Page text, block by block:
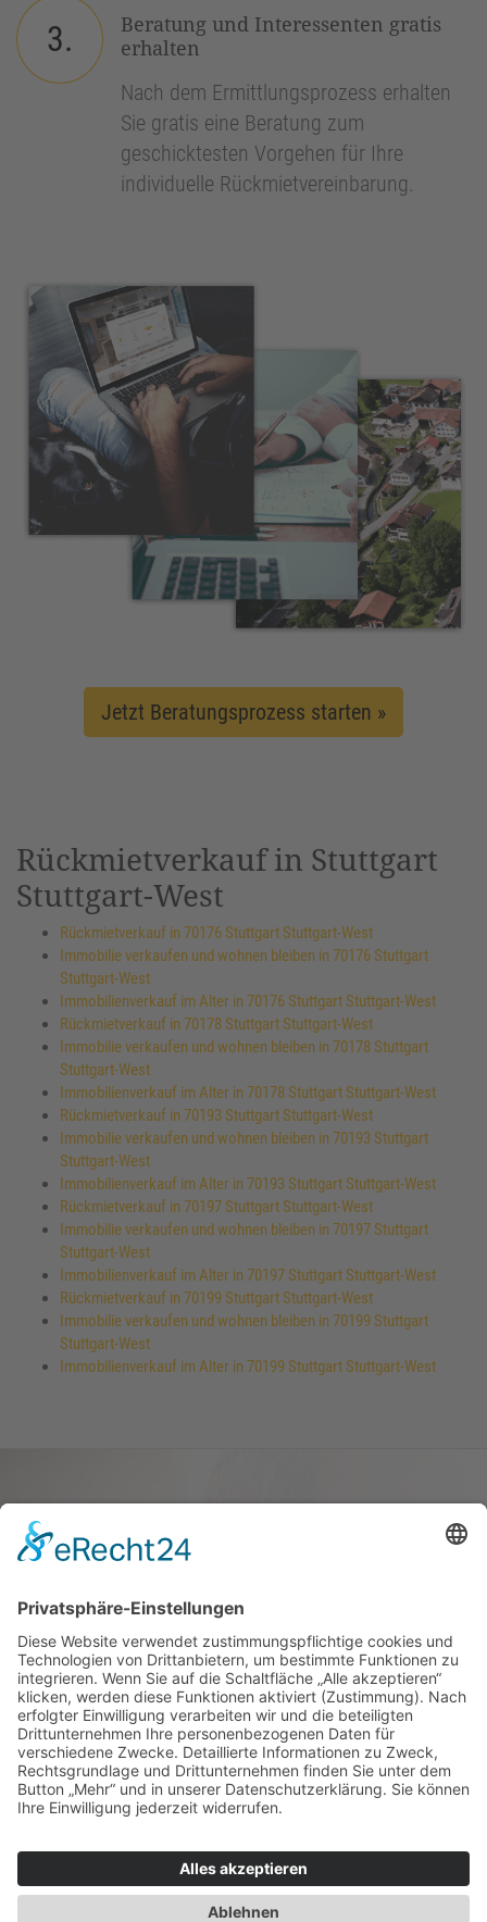
3.
Beratung und Interessenten gratis
erhalten
Nach dem Ermittlungsprozess erhalten
Sie gratis eine Beratung zum
geschicktesten Vorgehen für Ihre
individuelle Rückmietvereinbarung.
Jetzt Beratungsprozess starten »
Rückmietverkauf in Stuttgart
Stuttgart-West
Rückmietverkauf in 70176 Stuttgart Stuttgart-West
Immobilie verkaufen und wohnen bleiben in 70176 Stuttgart
Stuttgart-West
Immobilienverkauf im Alter in 70176 Stuttgart Stuttgart-West
Rückmietverkauf in 70178 Stuttgart Stuttgart-West
Immobilie verkaufen und wohnen bleiben in 70178 Stuttgart
Stuttgart-West
Immobilienverkauf im Alter in 70178 Stuttgart Stuttgart-West
Rückmietverkauf in 70193 Stuttgart Stuttgart-West
Immobilie verkaufen und wohnen bleiben in 70193 Stuttgart
Stuttgart-West
Immobilienverkauf im Alter in 70193 Stuttgart Stuttgart-West
Rückmietverkauf in 70197 Stuttgart Stuttgart-West
Immobilie verkaufen und wohnen bleiben in 70197 Stuttgart
Stuttgart-West
Immobilienverkauf im Alter in 70197 Stuttgart Stuttgart-West
Rückmietverkauf in 70199 Stuttgart Stuttgart-West
Immobilie verkaufen und wohnen bleiben in 70199 Stuttgart
Stuttgart-West
Immobilienverkauf im Alter in 70199 Stuttgart Stuttgart-West
verkaufen und darin
wohnen bleiben
Verkaufen Sie Ihr Haus oder Ihre
Eigen­tums­woh­nung und bleiben Sie
darin wohnen.
Jetzt Ermittlung starten »